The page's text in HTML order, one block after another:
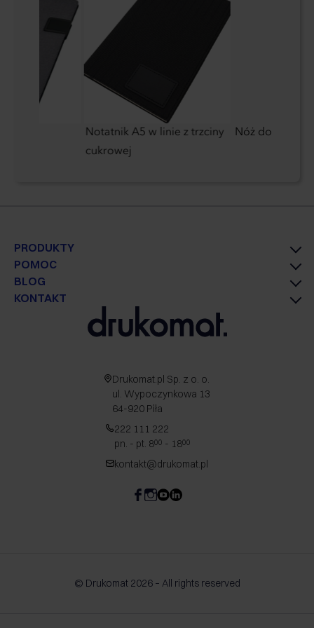
Notatnik A5 w linie z trzciny
cukrowej
Nóż do kartonu
PRODUKTY
POMOC
BLOG
KONTAKT
Drukomat.pl Sp. z o. o.
ul. Wypoczynkowa 13
64-920 Piła
222 111 222
pn. - pt. 800 - 1800
kontakt@drukomat.pl
© Drukomat 2026 – All rights reserved